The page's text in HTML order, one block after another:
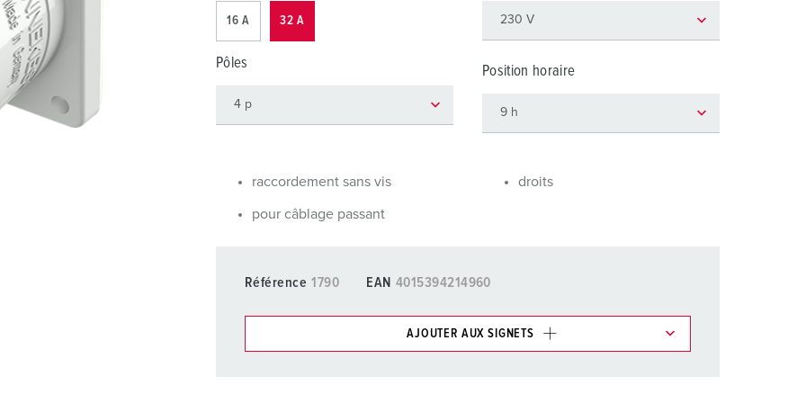
Dispositifs de connexion selon standards internationaux
Transmission de données / réseautique
Produits complémentaires TM selon norme du matériel militaire
16 A 32 A
Pôles
Position horaire
raccordement sans vis
pour câblage passant
droits
Référence 1790 EAN 4015394214960
AJOUTER AUX SIGNETS